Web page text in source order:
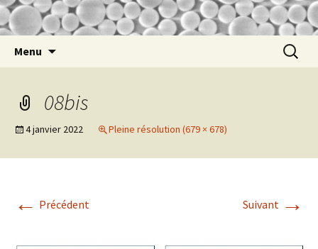
Nathalie Lidgi-Guigui
nathalie
Menu
08bis
4 janvier 2022 Pleine résolution (679 × 678)
← Précédent Suivant →